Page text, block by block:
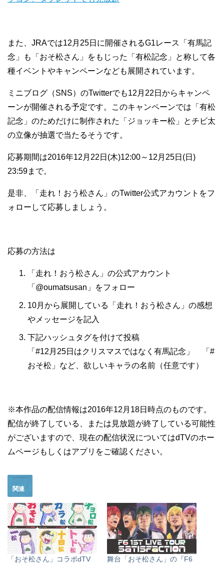
また、JRAでは12月25日に開催されるG1レース「有馬記
念」も「おそ松さん」をもじった「有松記念」と称して各
種イベントやキャンペーンなども展開されています。
ミニブログ（SNS）のTwitterでも12月22日からキャンペ
ーンが開催される予定です。このキャンペーンでは「有松
記念」のためだけに制作された「ジョッキー松」とチビ太
の立像が抽選で当たるそうです。
応募期間は2016年12月22日(木)12:00～12月25日(日)
23:59まで。
是非、「走れ！おう松さん」のTwitter公式アカウントをフ
ォローして応募しましょう。
応募の方法は
「走れ！おう松さん」の公式アカウント
「@oumatsusan」をフォロー
10月から展開している「走れ！おう松さん」の感想
やメッセージを記入
下記ハッシュタグを付けて投稿
「#12月25日はクリスマスではなく有馬記念」 「#
おそ松」など、欲しいキャラの名前（任意です）
※本作品の配信情報は2016年12月18日時点のものです。
配信が終了している、または見放題が終了している可能性
がございますので、現在の配信状況についてはdTVのホー
ムページもしくはアプリをご確認ください。
関連
「おそ松さん」コラボdTV
舞台「おそ松さん」の『F6